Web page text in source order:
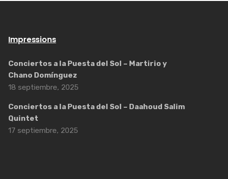
Impressions
Conciertos a la Puesta del Sol – Martirio y
Chano Domínguez
18 septiembre, 2025
Conciertos a la Puesta del Sol – Daahoud Salim
Quintet
17 septiembre, 2025